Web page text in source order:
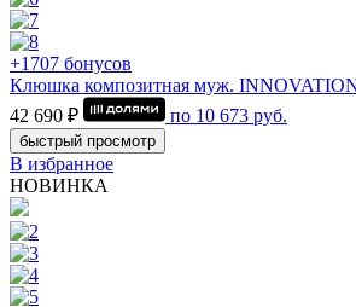
+1707 бонусов
Клюшка композитная муж.
42 690 ₽
по 10 673 руб.
быстрый просмотр
В избранное
НОВИНКА